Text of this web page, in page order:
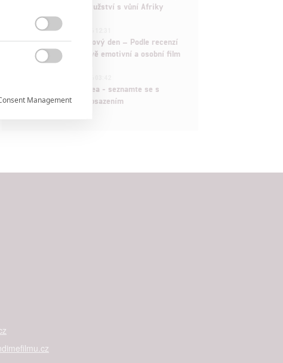
akční fantasy dobrodružství s vůní Afriky
ČLÁNEK | 30.07.2026 12:31
Spider-Man: Zbrusu nový den – Podle recenzí
máme čekat překvapivě emotivní a osobní film
Velké preview: Odyssea - seznamte se s
maximálně nabitým obsazením

Management